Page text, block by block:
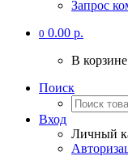
Запрос
0 0.00 р.
В
Поиск
Вход
Личный